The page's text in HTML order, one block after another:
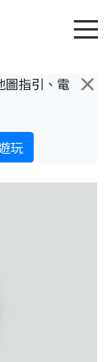
×
圖指引、電
玩